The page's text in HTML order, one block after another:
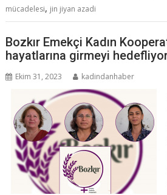
mücadelesi, jin jiyan azadi
Bozkır Emekçi Kadın
hayatlarına girmeyi
Ekim 31, 2023 kadindanhaber